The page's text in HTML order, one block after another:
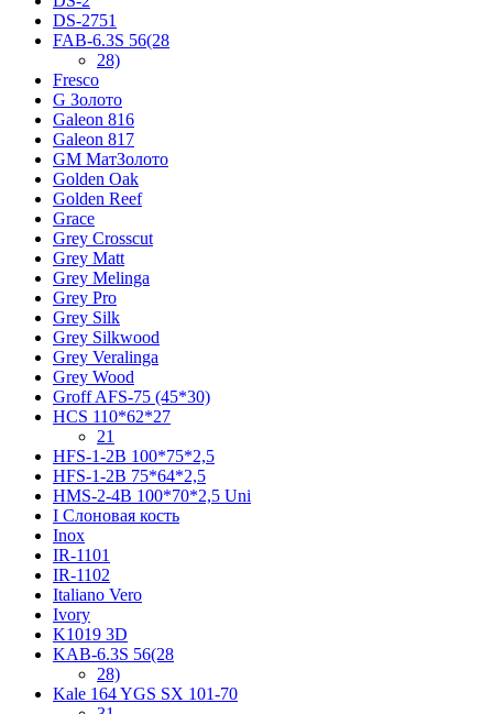
DS-2751
FAB-6.3S 56(28
28)
Fresco
G Золото
Galeon 816
Galeon 817
GM МатЗолото
Golden Oak
Golden Reef
Grace
Grey Crosscut
Grey Matt
Grey Melinga
Grey Pro
Grey Silk
Grey Silkwood
Grey Veralinga
Grey Wood
Groff AFS-75 (45*30)
HCS 110*62*27
21
HFS-1-2B 100*75*2,5
HFS-1-2B 75*64*2,5
HMS-2-4B 100*70*2,5 Uni
I Слоновая кость
Inox
IR-1101
IR-1102
Italiano Vero
Ivory
K1019 3D
KAB-6.3S 56(28
28)
Kale 164 YGS SX 101-70